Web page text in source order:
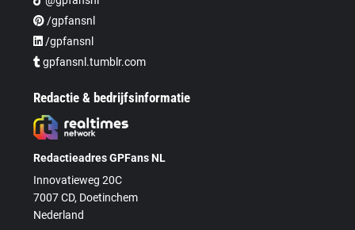
/gpfansnl
/gpfansnl
gpfansnl.tumblr.com
Redactie & bedrijfsinformatie
Redactieadres GPFans NL
Innovatieweg 20C
7007 CD, Doetinchem
Nederland